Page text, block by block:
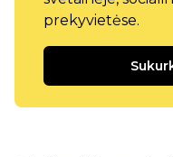
prekyvietėse.